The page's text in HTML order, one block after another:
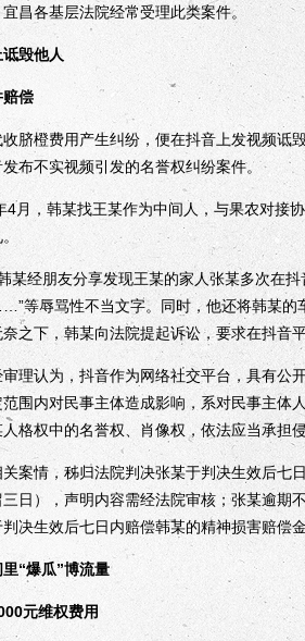
宜昌各基层法院经常受理此类案件。
毁他人
偿
橙费用产生纠纷，便在抖音上发视频诋毁
布不实视频引发的名誉权纠纷案件。
，韩某找王某作为中间人，与果农对接协
朋友分享发现王某的家人张某多次在抖
等辱骂性不当文字。同时，他还将韩某的
之下，韩某向法院提起诉讼，要求在抖音
认为，抖音作为网络社交平台，具有公开
围内对民事主体造成影响，系对民事主体
格权中的名誉权、肖像权，依法应当承担
情，秭归法院判决张某于判决生效后七日
三日），声明内容需经法院审核；张某逾期
决生效后七日内赔偿韩某的精神损害赔偿金
“爆瓜”博流量
元维权费用